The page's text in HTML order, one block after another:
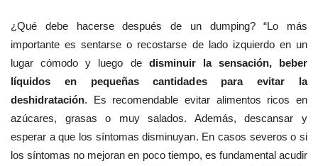
¿Qué debe hacerse después de un dumping? “Lo más
importante es sentarse o recostarse de lado izquierdo en un
lugar cómodo y luego dedisminuir la sensación, beber
líquidos en pequeñas cantidades para evitar la
deshidratación. Es recomendable evitar alimentos ricos en
azúcares, grasas o muy salados. Además, descansar y
esperar a que los síntomas disminuyan. En casos severos o si
los síntomas no mejoran en poco tiempo, es fundamental acudir